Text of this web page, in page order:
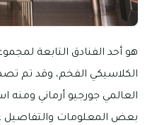
هو أحد الفنادق التابعة
الكلاسيكي الفخم، وقد تم
العالمي جورجيو أرماني ومنه
بعض المعلومات والتفاصيل